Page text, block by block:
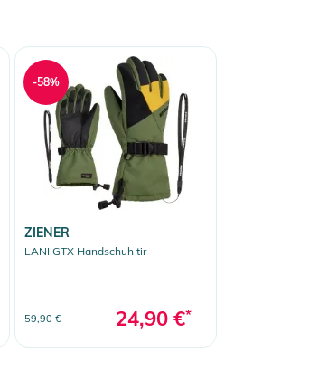
ZIENER
LANI GTX Handschuh tir
59,90 € 24,90 €*
-58%